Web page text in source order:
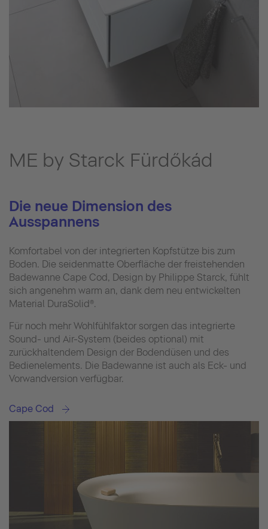
ME by Starck Fürdőkád
Die neue Dimension des
Ausspannens
Komfortabel von der integrierten Kopfstütze bis zum
Boden. Die seidenmatte Oberfläche der freistehenden
Badewanne Cape Cod, Design by Philippe Starck, fühlt
sich angenehm warm an, dank dem neu entwickelten
Material DuraSolid®.
Für noch mehr Wohlfühlfaktor sorgen das integrierte
Sound- und Air-System (beides optional) mit
zurückhaltendem Design der Bodendüsen und des
Bedienelements. Die Badewanne ist auch als Eck- und
Vorwandversion verfügbar.
Cape Cod